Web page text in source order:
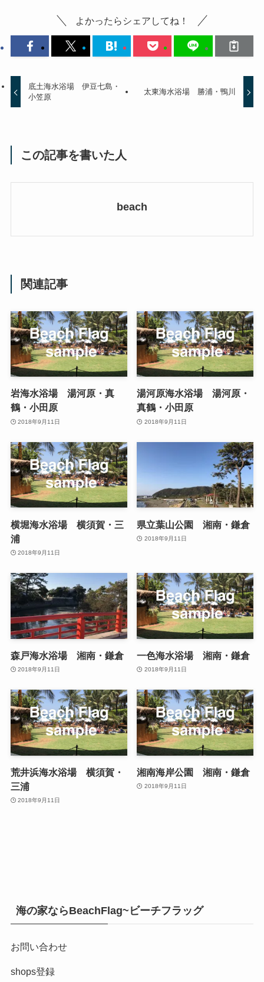
よかったらシェアしてね！
底土海水浴場 伊豆七島・
小笠原
太東海水浴場 勝浦・鴨川
この記事を書いた人
beach
関連記事
岩海水浴場 湯河原・真
鶴・小田原
2018年9月11日
湯河原海水浴場 湯河原・
真鶴・小田原
2018年9月11日
横堀海水浴場 横須賀・三
浦
2018年9月11日
県立葉山公園 湘南・鎌倉
2018年9月11日
森戸海水浴場 湘南・鎌倉
2018年9月11日
一色海水浴場 湘南・鎌倉
2018年9月11日
荒井浜海水浴場 横須賀・
三浦
2018年9月11日
湘南海岸公園 湘南・鎌倉
2018年9月11日
海の家ならBeachFlag~ビーチフラッグ
お問い合わせ
shops登録